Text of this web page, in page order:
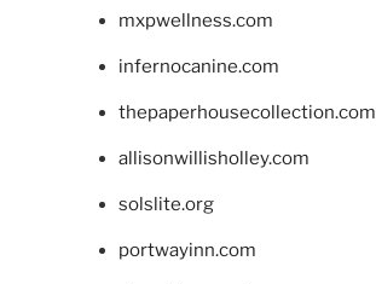
mxpwellness.com
infernocanine.com
thepaperhousecollection.com
allisonwillisholley.com
solslite.org
portwayinn.com